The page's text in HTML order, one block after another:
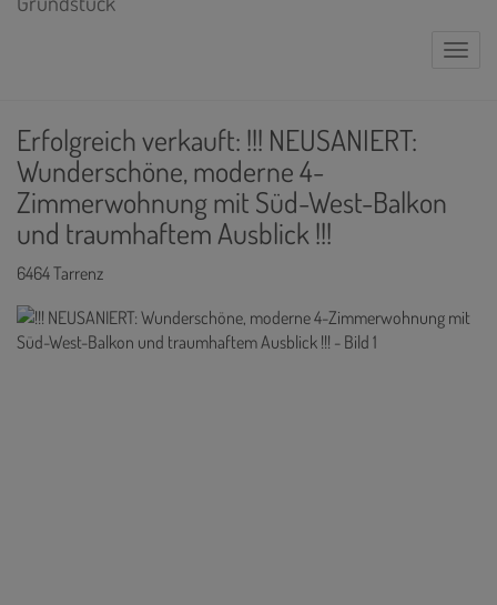
Erfolgreich verkauft: !!! NEUSANIERT:
Wunderschöne, moderne 4-
Zimmerwohnung mit Süd-West-Balkon
und traumhaftem Ausblick !!!
6464 Tarrenz